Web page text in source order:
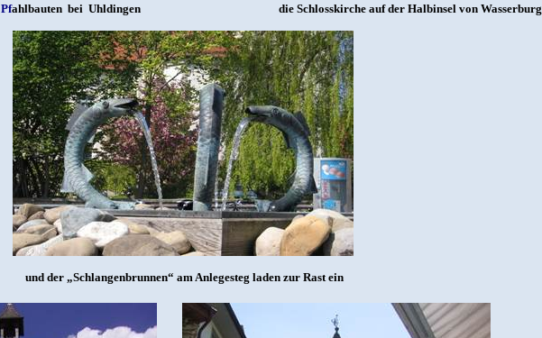
Pfahlbauten bei Uhldingen die Schlosskirche auf der Halbinsel von Wasserburg
und der „Schlangenbrunnen“ am Anlegesteg laden zur Rast ein